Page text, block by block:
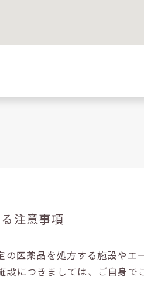
注意事項
医薬品を処方する施設やエ
につきましては、ご自身で